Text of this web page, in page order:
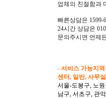
업체의 친절함과
빠른상담은 1599-
24시간 상담은
문의주시면 언제
- 서비스 가능지
센터, 일반, 사무
서울-도봉구, 노
남구, 서초구, 관